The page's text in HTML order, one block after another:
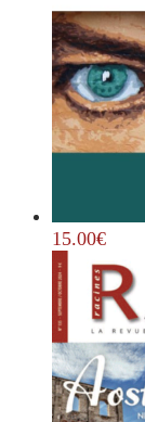
15.00€